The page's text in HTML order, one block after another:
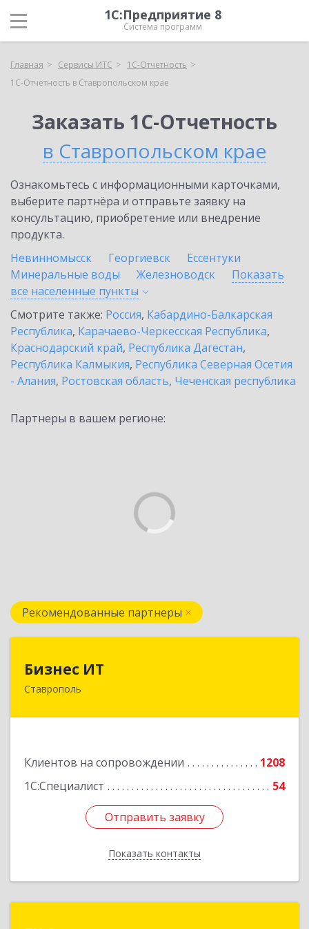
1С:Предприятие 8
Система программ
Главная Сервисы ИТС
1С-Отчетность
1С-Отчетность в Ставропольском крае
Заказать 1С-Отчетность
в Ставропольском крае
Ознакомьтесь с информационными карточками,
выберите партнёра и отправьте заявку на
консультацию, приобретение или внедрение
продукта.
Невинномысск
Георгиевск
Ессентуки
Минеральные воды
Железноводск
Показать
все населенные пункты
Смотрите также: Россия, Кабардино-Балкарская
Республика, Карачаево-Черкесская Республика,
Краснодарский край, Республика Дагестан,
Республика Калмыкия, Республика Северная Осетия
- Алания, Ростовская область, Чеченская республика
Партнеры в вашем регионе:
Рекомендованные партнеры
Бизнес ИТ
Ставрополь
Клиентов на сопровождении
1208
1С:Специалист
54
Отправить заявку
Показать контакты
355035, Ставропольский край, Ставрополь г, 1
Отправить заявку
Назад